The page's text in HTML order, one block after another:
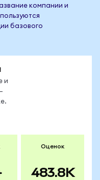
компании и
базового
и
Оценок
483.8K